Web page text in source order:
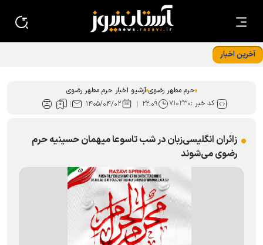
آخرین اخبار
حرم مطهر رضوی آرشیو اخبار حرم مطهر رضوی
کد خبر :۷۱۰۲۳۰ ۲۲:۰۹ ۱۴۰۵/۰۴/۰۲
زائران انگلیسی‌زبان در شب تاسوعا میهمان حسینیه حرم
رضوی می‌شوند